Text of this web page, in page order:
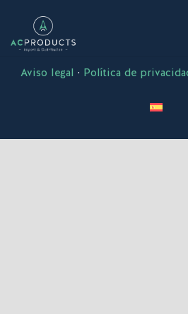
© Copyright ACPRODUCTS –
Aviso legal · Política de